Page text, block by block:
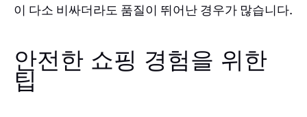
이 다소 비싸더라도 품질이 뛰어난 경우가 많습니다.
안전한 쇼핑 경험을 위한
팁